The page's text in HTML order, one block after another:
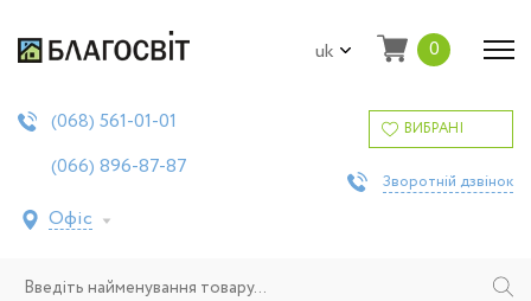
uk 0
(068) 561-01-01
(066) 896-87-87
Офіс
ВИБРАНІ
Зворотній дзвінок